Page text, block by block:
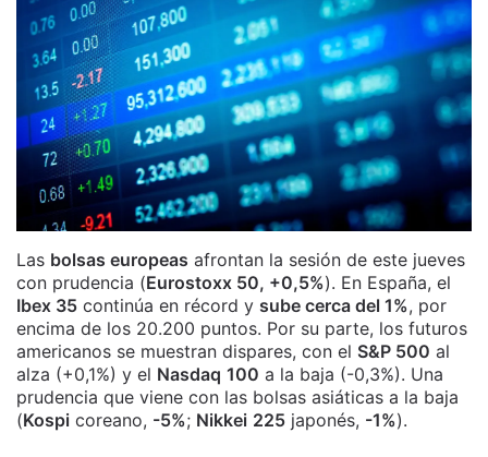
Las bolsas europeas afrontan la sesión de este jueves
con prudencia (Eurostoxx 50, +0,5%). En España, el
Ibex 35 continúa en récord y sube cerca del 1%, por
encima de los 20.200 puntos. Por su parte, los futuros
americanos se muestran dispares, con el S&P 500 al
alza (+0,1%) y el Nasdaq 100 a la baja (-0,3%). Una
prudencia que viene con las bolsas asiáticas a la baja
(Kospi coreano, -5%; Nikkei 225 japonés, -1%).